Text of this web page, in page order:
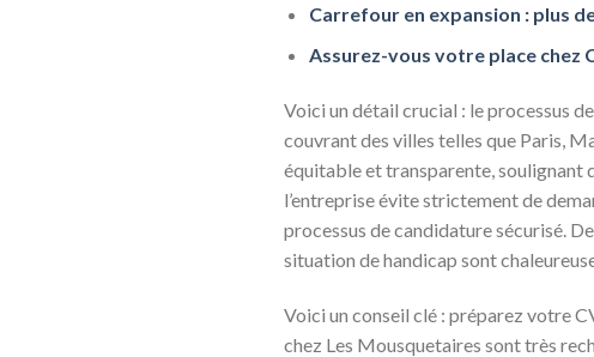
Carrefour en expansion : plus
Assurez-vous votre place chez
Voici un détail crucial : le processus
couvrant des villes telles que Paris,
équitable et transparente, soulignant
l’entreprise évite strictement de
processus de candidature sécurisé.
situation de handicap sont
Voici un conseil clé : préparez votre
chez Les Mousquetaires sont très